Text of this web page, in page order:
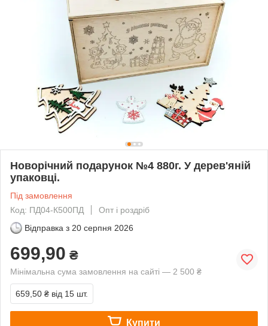
Новорічний подарунок №4 880г. У дерев'яній
упаковці.
Під замовлення
Код: ПД04-К500ПД
Опт і роздріб
Відправка з 20 серпня 2026
699,90 ₴
Мінімальна сума замовлення на сайті — 2 500 ₴
659,50 ₴ від 15 шт.
Купити